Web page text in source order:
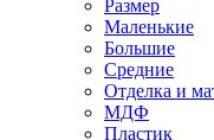
Размер
Маленькие
Большие
Средние
Отделка и
МДФ
Пластик